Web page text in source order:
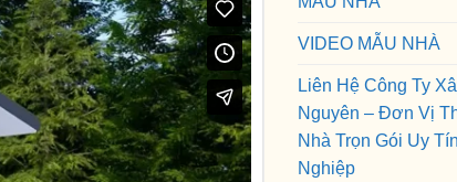
VIDEO MẪU NHÀ
Liên Hệ Công Ty
Nguyên – Đơn Vị
Nhà Trọn Gói Uy
Nghiệp